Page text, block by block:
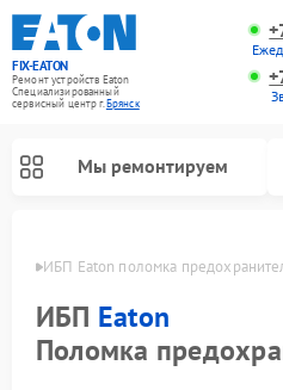
FIX-EATON
Ремонт устройств Eaton
Специализированный
cервисный центр г.Брянск
Мы ремонтируем
ИБП Eaton поломка
ИБП Eaton
Поломка